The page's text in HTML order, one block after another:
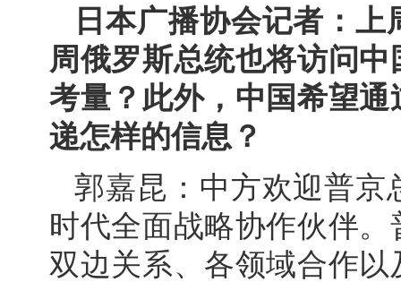
日本广播协会记者：
周俄罗斯总统也将访问
考量？此外，中国希望
递怎样的信息？
郭嘉昆：中方欢迎普京
时代全面战略协作伙伴
双边关系、各领域合作